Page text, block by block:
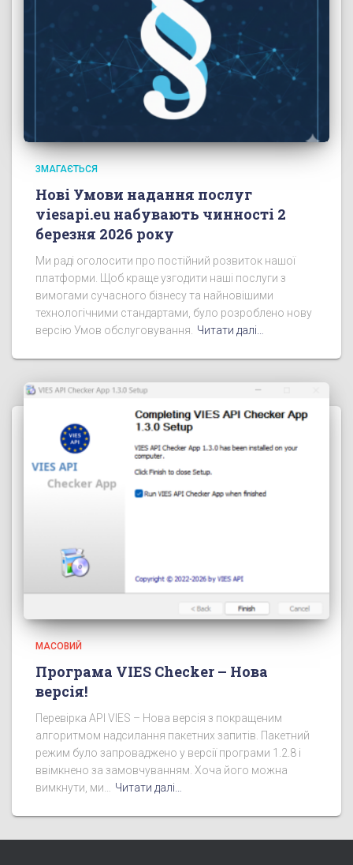
ЗМАГАЄТЬСЯ
Нові Умови надання послуг
viesapi.eu набувають чинності 2
березня 2026 року
Ми раді оголосити про постійний розвиток нашої
платформи. Щоб краще узгодити наші послуги з
вимогами сучасного бізнесу та найновішими
технологічними стандартами, було розроблено нову
версію Умов обслуговування. Читати далі…
МАСОВИЙ
Програма VIES Checker – Нова
версія!
Перевірка API VIES – Нова версія з покращеним
алгоритмом надсилання пакетних запитів. Пакетний
режим було запроваджено у версії програми 1.2.8 і
ввімкнено за замовчуванням. Хоча його можна
вимкнути, ми… Читати далі…